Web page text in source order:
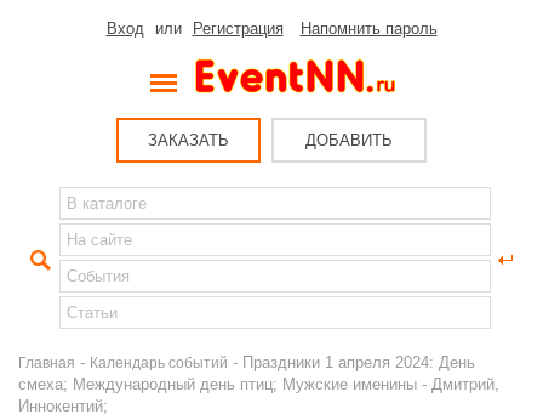
Вход или Регистрация Напомнить пароль
ЗАКАЗАТЬ ДОБАВИТЬ
Главная - Календарь событий - Праздники 1 апреля 2024: День
смеха; Международный день птиц; Мужские именины - Дмитрий,
Иннокентий;